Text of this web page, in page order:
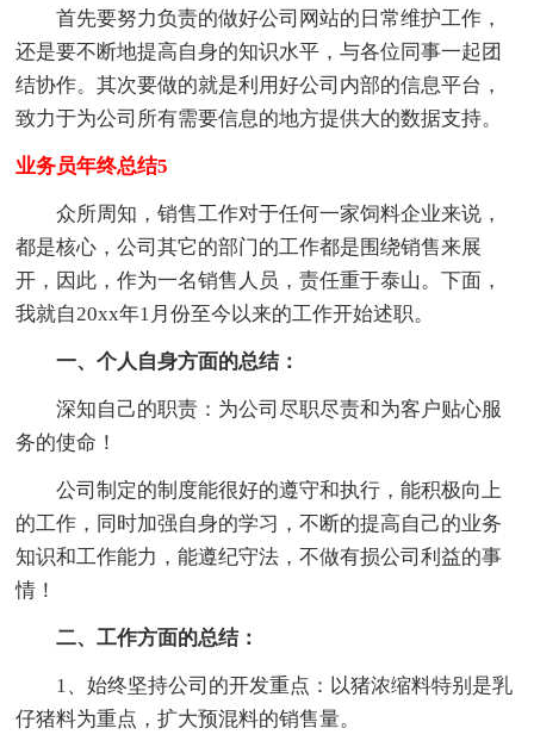
首先要努力负责的做好公司网站的日常维护工作，
还是要不断地提高自身的知识水平，与各位同事一起团
结协作。其次要做的就是利用好公司内部的信息平台，
致力于为公司所有需要信息的地方提供大的数据支持。
业务员年终总结5
众所周知，销售工作对于任何一家饲料企业来说，
都是核心，公司其它的部门的工作都是围绕销售来展
开，因此，作为一名销售人员，责任重于泰山。下面，
我就自20xx年1月份至今以来的工作开始述职。
一、个人自身方面的总结：
深知自己的职责：为公司尽职尽责和为客户贴心服
务的使命！
公司制定的制度能很好的遵守和执行，能积极向上
的工作，同时加强自身的学习，不断的提高自己的业务
知识和工作能力，能遵纪守法，不做有损公司利益的事
情！
二、工作方面的总结：
1、始终坚持公司的开发重点：以猪浓缩料特别是乳
仔猪料为重点，扩大预混料的销售量。